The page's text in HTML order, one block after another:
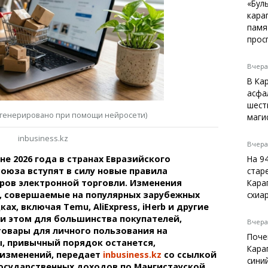
Темиртау
Балхаш
Жезказган
Справочник
Расписание транспорта
Автобусные остановки
Экстренные службы
Каталог компаний
Купить шины, легко!
при помощи нейросети)
inbusiness.kz
2026 года в странах Евразийского
вступят в силу новые правила
электронной торговли. Изменения
совершаемые на популярных зарубежных
включая Temu, AliExpress, iHerb и другие
этом для большинства покупателей,
для личного пользования на
привычный порядок останется,
передает inbusiness.kz со ссылкой
В
На